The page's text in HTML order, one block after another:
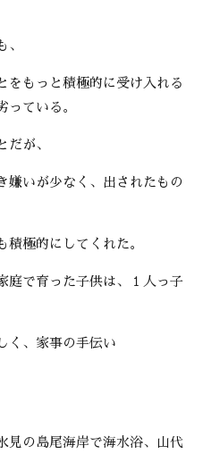
、
をもっと積極的に受け入れる
っている。
だが、
嫌いが少なく、出されたもの
積極的にしてくれた。
庭で育った子供は、１人っ子
く、家事の手伝い
見の島尾海岸で海水浴、山代